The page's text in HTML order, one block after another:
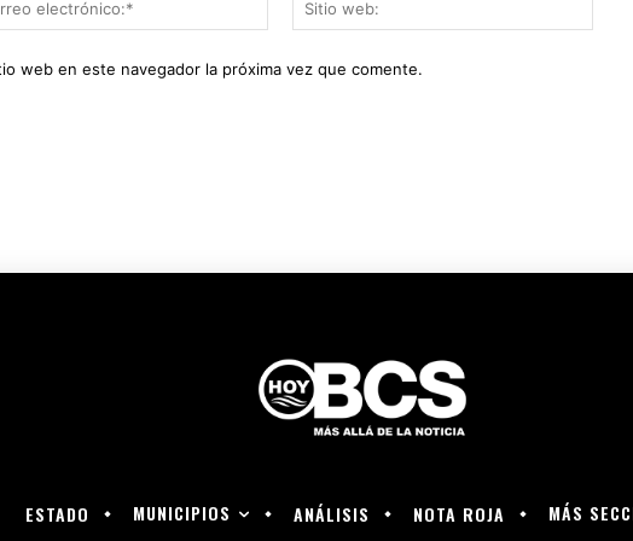
electrónico:*
web:
web en este navegador la próxima vez que comente.
ESTADO MUNICIPIOS ANÁLISIS NOTA ROJA MÁS